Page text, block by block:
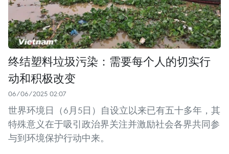
终结塑料垃圾污染：需要每个人的切实行
动和积极改变
06/06/2025 02:07
世界环境日（6月5日）自设立以来已有五十多年，其
特殊意义在于吸引政治界关注并激励社会各界共同参
与到环境保护行动中来。